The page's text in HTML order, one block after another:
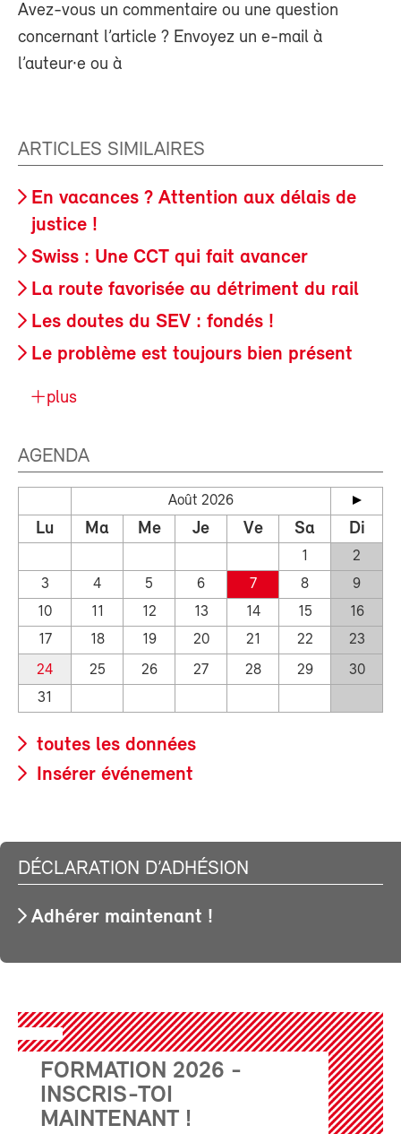
Avez-vous un commentaire ou une question
concernant l’article ? Envoyez un e-mail à
l’auteur·e ou à
ARTICLES SIMILAIRES
En vacances ? Attention aux délais de
justice !
Swiss : Une CCT qui fait avancer
La route favorisée au détriment du rail
Les doutes du SEV : fondés !
Le problème est toujours bien présent
plus
AGENDA
Août 2026
Lu Ma Me Je Ve Sa Di
1
2
3
4 5 6 7 8
9
10
11 12 13 14 15
16
17
18 19 20 21 22
23
24
25 26 27 28 29
30
31
toutes les données
Insérer événement
DÉCLARATION D’ADHÉSION
Adhérer maintenant !
FORMATION 2026 -
INSCRIS-TOI
MAINTENANT !